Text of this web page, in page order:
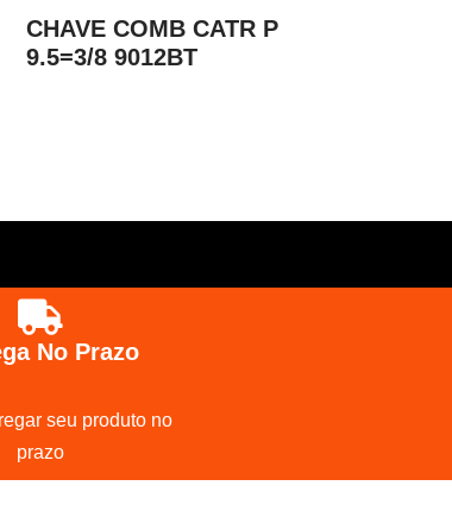
CHAVE COMB CATR P
9.5=3/8 9012BT
No Prazo
seu produto no
prazo